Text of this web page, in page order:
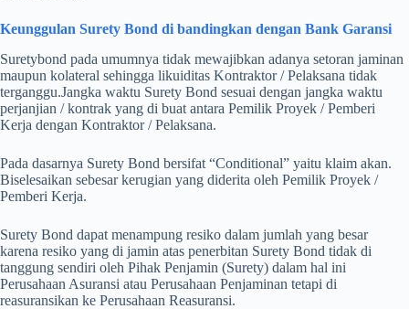
Keunggulan Surety Bond di bandingkan dengan Bank Garansi
Suretybond pada umumnya tidak mewajibkan adanya setoran jaminan
maupun kolateral sehingga likuiditas Kontraktor / Pelaksana tidak
terganggu.Jangka waktu Surety Bond sesuai dengan jangka waktu
perjanjian / kontrak yang di buat antara Pemilik Proyek / Pemberi
Kerja dengan Kontraktor / Pelaksana.
Pada dasarnya Surety Bond bersifat “Conditional” yaitu klaim akan.
Biselesaikan sebesar kerugian yang diderita oleh Pemilik Proyek /
Pemberi Kerja.
Surety Bond dapat menampung resiko dalam jumlah yang besar
karena resiko yang di jamin atas penerbitan Surety Bond tidak di
tanggung sendiri oleh Pihak Penjamin (Surety) dalam hal ini
Perusahaan Asuransi atau Perusahaan Penjaminan tetapi di
reasuransikan ke Perusahaan Reasuransi.